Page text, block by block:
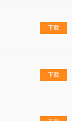
下载
下载